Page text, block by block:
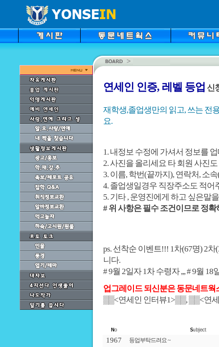
연세인 인증, 레벨 등업 신
재학생,졸업생만의 읽고, 쓰는 전
요.
1. 내정보 수정에 가셔서 정보를
2. 사진을 올리세요 타 회원 사진
3. 이름, 학번(끝까지), 연락처, 소
4. 졸업생일경우 직장주소도 적어
5. 기타 , 운영진에게 하고 싶은말
# 위 사항은 필수 조건이므로 정
ps. 선착순 이벤트!!! 1차(67명) 2
니다.
# 9월 2일자 1차 수령자,,,# 9월 18
업그레이드 되신분은 동문네트
▒▒<연세인 인터뷰1>▒▒, ▒▒<연
1967 등업부탁드려요 ~